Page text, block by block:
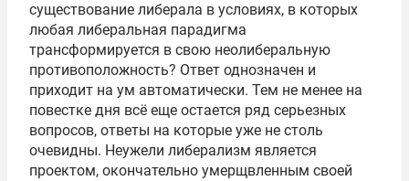
существование либерала в условиях, в которых
любая либеральная парадигма
трансформируется в свою неолиберальную
противоположность? Ответ однозначен и
приходит на ум автоматически. Тем не менее на
повестке дня всё еще остается ряд серьезных
вопросов, ответы на которые уже не столь
очевидны. Неужели либерализм является
проектом, окончательно умерщвленным своей